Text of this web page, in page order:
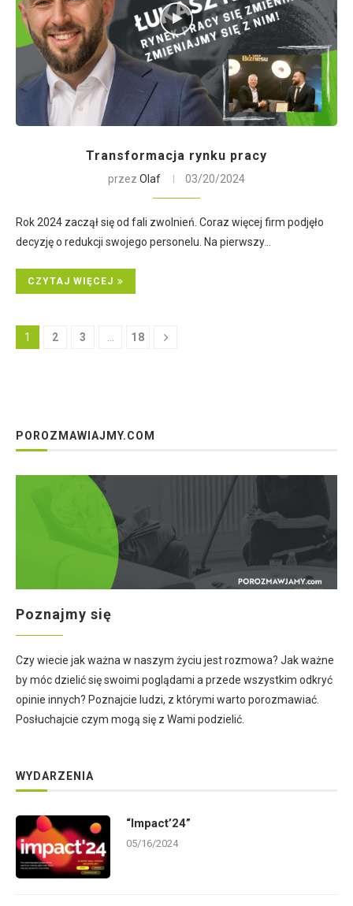
Transformacja rynku pracy
przez Olaf 03/20/2024
Rok 2024 zaczął się od fali zwolnień. Coraz więcej firm podjęło
decyzję o redukcji swojego personelu. Na pierwszy…
CZYTAJ WIĘCEJ
1 2 3 18
POROZMAWIAJMY.COM
Poznajmy się
Czy wiecie jak ważna w naszym życiu jest rozmowa? Jak ważne
by móc dzielić się swoimi poglądami a przede wszystkim odkryć
opinie innych? Poznajcie ludzi, z którymi warto porozmawiać.
Posłuchajcie czym mogą się z Wami podzielić.
WYDARZENIA
“Impact’24”
05/16/2024